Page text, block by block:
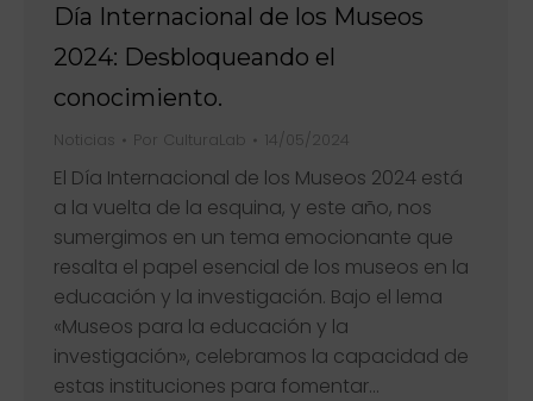
Día Internacional de los Museos
2024: Desbloqueando el
conocimiento.
Noticias Por CulturaLab 14/05/2024
El Día Internacional de los Museos 2024 está
a la vuelta de la esquina, y este año, nos
sumergimos en un tema emocionante que
resalta el papel esencial de los museos en la
educación y la investigación. Bajo el lema
«Museos para la educación y la
investigación», celebramos la capacidad de
estas instituciones para fomentar…